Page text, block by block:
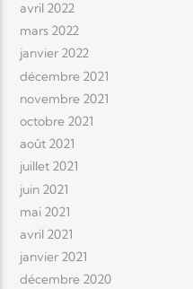
avril 2022
mars 2022
janvier 2022
décembre 2021
novembre 2021
octobre 2021
août 2021
juillet 2021
juin 2021
mai 2021
avril 2021
janvier 2021
décembre 2020